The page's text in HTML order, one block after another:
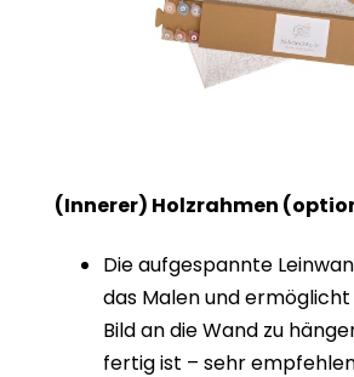
(Innerer) Holzrahmen
Die aufgespannte
das Malen und ermöglicht
Bild an die Wand zu
fertig ist – sehr